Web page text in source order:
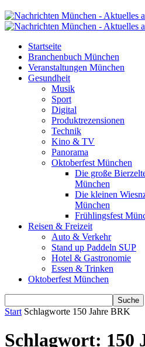
Startseite
Branchenbuch München
Veranstaltungen München
Gesundheit
Musik
Sport
Digital
Produktrezensionen
Technik
Kino & TV
Panorama
Oktoberfest München
Die große
München
Die kleinen
München
Frühlingsfest
Reisen & Freizeit
Auto & Verkehr
Stand up Paddeln SUP
Hotel & Gastronomie
Essen & Trinken
Oktoberfest München
Start Schlagworte 150 Jahre BRK
Schlagwort: 150